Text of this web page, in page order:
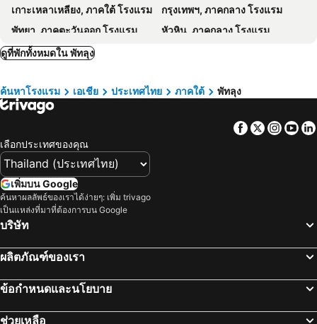
เกาะเหลาเหลียง, ภาคใต้ โรงแรม
กรุงเทพฯ, ภาคกลาง โรงแรม
พัทยา, ภาคตะวันออก โรงแรม
หัวหิน, ภาคกลาง โรงแรม
เชียงใหม่, ภาคเหนือ โรงแรม
กาญจนบุรี, ภาคกลาง โรงแรม
ภูเก็ตทาวน์, ภาคใต้ โรงแรม
ดูที่พักทั้งหมดใน พัทลุง
ค้นหาโรงแรม เอเชีย ประเทศไทย ภาคใต้ พัทลุง
Facebook
Twitter
เลือกประเทศของคุณ
เพิ่มบน Google
ค้นหาผลลัพธ์ของเราได้ง่ายๆ: เพิ่ม trivago
เป็นแหล่งที่มาที่ต้องการบน Google
บริษัท
ผลิตภัณฑ์ของเรา
ข้อกำหนดและนโยบาย
ช่วยเหลือ